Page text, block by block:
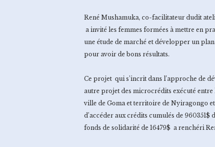
René Mushamuka, co-facilitateur dudit
a invité les femmes formées à mettre en
une étude de marché et développer un
pour avoir de bons résultats.
Ce projet qui s’incrit dans l’approche de
autre projet des microcrédits exécuté entre
ville de Goma et territoire de Nyiragongo
d’accéder aux crédits cumulés de
fonds de solidarité de 16479$ a renchéri